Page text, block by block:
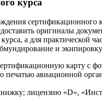
курса
сертификационного
оригиналы
а для практической
и
карту с
печатью авиационной
лицензию «D»,